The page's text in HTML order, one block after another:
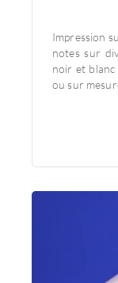
Impression
notes sur
noir et blanc
ou sur